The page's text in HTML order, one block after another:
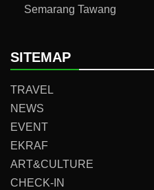
Semarang Tawang
SITEMAP
TRAVEL
NEWS
EVENT
EKRAF
ART&CULTURE
CHECK-IN